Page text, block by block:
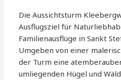
Die Aussichtsturm
Ausflugsziel für
Familienausflüge in Sankt
Umgeben von einer
der Turm eine
umliegenden Hügel und